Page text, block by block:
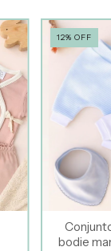
12%OFF
bodie